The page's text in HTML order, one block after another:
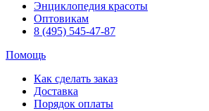
Энциклопедия красоты
Оптовикам
8 (495) 545-47-87
Помощь
Как сделать заказ
Доставка
Порядок оплаты